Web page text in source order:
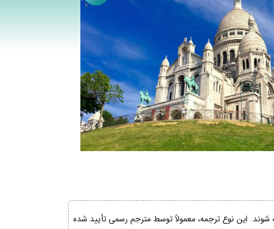
شوند. این نوع ترجمه، معمولاً توسط مترجم رسمی تأیید شده